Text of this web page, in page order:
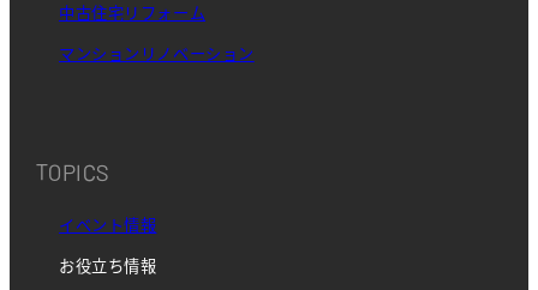
中古住宅リフォーム
マンションリノベーション
TOPICS
イベント情報
お役立ち情報